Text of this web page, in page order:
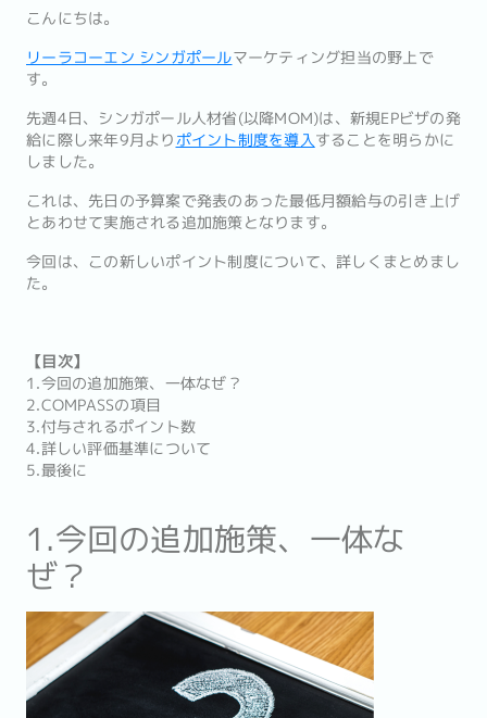
こんにちは。
リーラコーエン シンガポールマーケティング担当の野上で
す。
先週4日、シンガポール人材省(以降MOM)は、新規EPビザの発
給に際し来年9月より ポイント制度を導入することを明らかに
しました。
これは、先日の予算案で発表のあった最低月額給与の引き上げ
とあわせて実施される追加施策となります。
今回は、この新しいポイント制度について、詳しくまとめまし
た。
【目次】
1.今回の追加施策、一体なぜ？
2.COMPASSの項目
3.付与されるポイント数
4.詳しい評価基準について
5.最後に
1.今回の追加施策、一体な
ぜ？